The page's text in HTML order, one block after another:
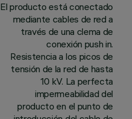
El producto está conectado
mediante cables de red a
través de una clema de
conexión push in.
Resistencia a los picos de
tensión de la red de hasta
10 kV. La perfecta
impermeabilidad del
producto en el punto de